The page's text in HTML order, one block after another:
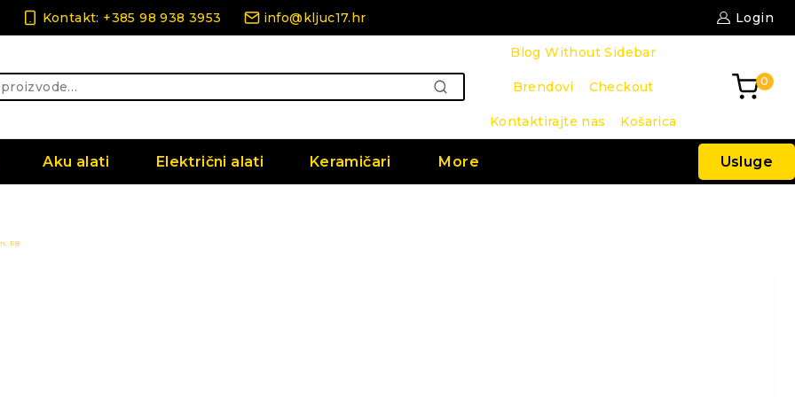
Kontakt: +385 98 938 3953 info@kljuc17.hr Login
PRETRAŽI
Blog Without Sidebar
Brendovi Checkout
Kontaktirajte nas Košarica
0
Aku alati Električni alati Keramičari More Usluge
E8